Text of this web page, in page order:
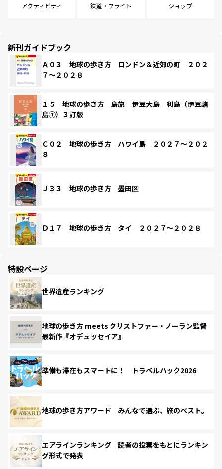
アクティビティ 鉄道・フライト ショップ
新刊ガイドブック
Ａ０３ 地球の歩き方 ロンドン＆近郊の町 ２０２
７～２０２８
１５ 地球の歩き方 島旅 伊豆大島 利島（伊豆諸
島①）３訂版
Ｃ０２ 地球の歩き方 ハワイ島 ２０２７～２０２
８
Ｊ３３ 地球の歩き方 墨田区
Ｄ１７ 地球の歩き方 タイ ２０２７～２０２８
特設ページ
世界遺産ランキング
地球の歩き方 meets クリストファー・ノーラン監督
最新作『オデュッセイア』
準備も滞在もスマートに！ トラベルハック2026
地球の歩き方アワード みんなで選ぶ、旅のベスト。
エアラインランキング 読者の投票をもとにランキン
グ形式で発表